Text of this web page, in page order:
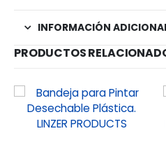
INFORMACIÓN
PRODUCTOS